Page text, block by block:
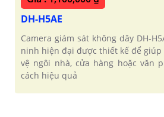
DH-H5AE
Camera giám sát không dây DH-
ninh hiện đại được thiết kế để giúp
vệ ngôi nhà, cửa hàng hoặc văn
cách hiệu quả